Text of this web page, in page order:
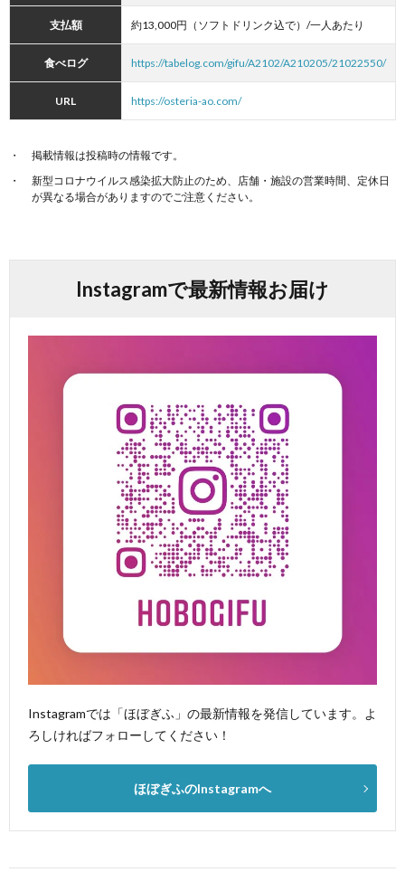
支払額 約13,000円（ソフトドリンク込で）/一人あたり
食べログ https://tabelog.com/gifu/A2102/A210205/21022550/
URL https://osteria-ao.com/
掲載情報は投稿時の情報です。
新型コロナウイルス感染拡大防止のため、店舗・施設の営業時間、定休日
が異なる場合がありますのでご注意ください。
Instagramで最新情報お届け
Instagramでは「ほぼぎふ」の最新情報を発信しています。よ
ろしければフォローしてください！
ほぼぎふのInstagramへ